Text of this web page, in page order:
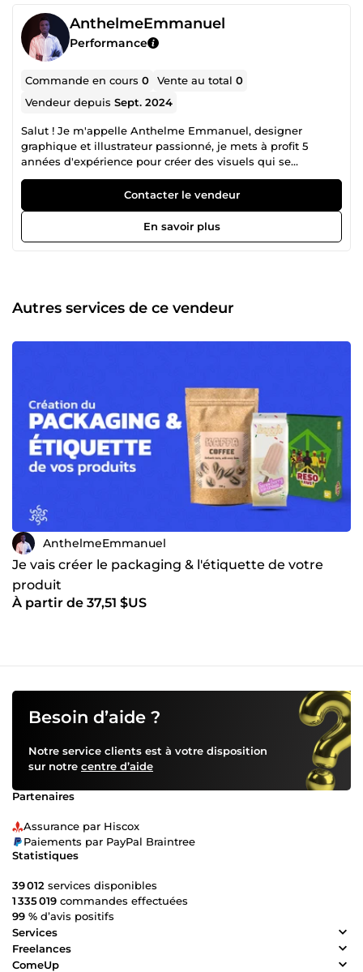
AnthelmeEmmanuel
Performance
Commande en cours0 Vente au total0
Vendeur depuisSept. 2024
Salut ! Je m'appelle Anthelme Emmanuel, designer
graphique et illustrateur passionné, je mets à profit 5
années d'expérience pour créer des visuels qui se
démarquent. Diplômé en communication visuelle d'une
école d'art reconnue et spécialisé en design graphique à
Africa Design School, je combine créativité et expertise
technique pour répondre aux besoins de mes clients.
Besoin d'un logo unique ou d'une illustration percutante ?
quelque chose d'unique et adapté à vos objectifs. En
collaborant avec moi, vous bénéficiez d'une approche
Contacter le vendeur
En savoir plus
Autres services de ce vendeur
AnthelmeEmmanuel
Je vais créer le packaging & l'étiquette de votre
produit
À partir de 37,51 $US
Besoin d’aide ?
Notre service clients est à votre disposition
sur notre centre d’aide
Partenaires
Assurance par Hiscox
Paiements par PayPal Braintree
Statistiques
39 012 services disponibles
1 335 019 commandes effectuées
99 % d’avis positifs
Services
Freelances
ComeUp